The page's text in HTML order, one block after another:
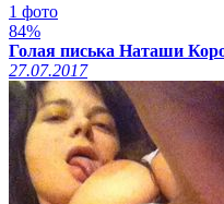
1 фото
84%
Голая писька Наташи
27.07.2017